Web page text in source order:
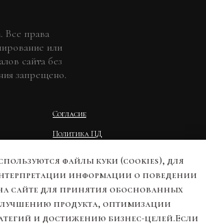
файлы куки (cookies), для
информации о поведении
сайте для принятия обоснованных
продукта, оптимизации
и достижению бизнес-целей.Если
Все права
или
сайта без
запрещено.
Согласие
Политика ПД
Условия возврата
Личный кабинет